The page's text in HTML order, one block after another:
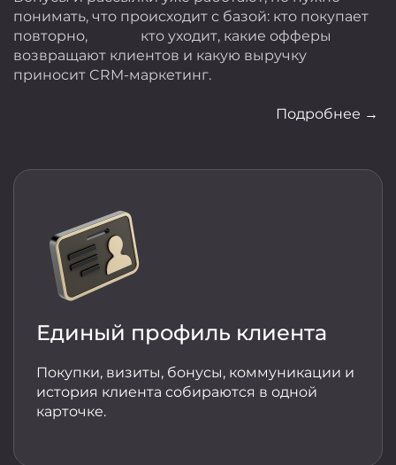
понимать, что происходит с базой: кто покупает
повторно, кто уходит, какие офферы
возвращают клиентов и какую выручку
приносит CRM-маркетинг.
Подробнее →
Единый профиль клиента
Покупки, визиты, бонусы, коммуникации и
история клиента собираются в одной
карточке.